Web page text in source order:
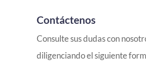
Contáctenos
Consulte sus dudas con
diligenciando el siguiente